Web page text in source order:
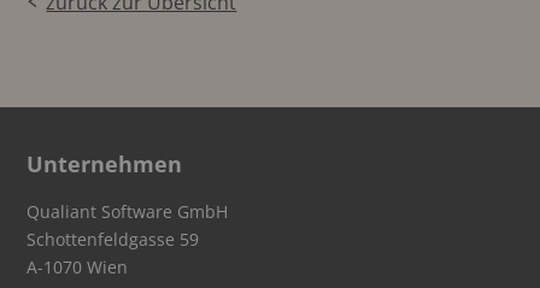
Unternehmen
Qualiant Software GmbH
Schottenfeldgasse 59
A-1070 Wien